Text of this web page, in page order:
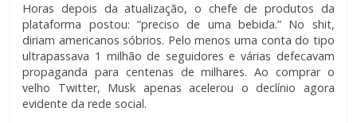
Horas depois da atualização, o chefe de produtos da
plataforma postou: “preciso de uma bebida.” No shit,
diriam americanos sóbrios. Pelo menos uma conta do tipo
ultrapassava 1 milhão de seguidores e várias defecavam
propaganda para centenas de milhares. Ao comprar o
velho Twitter, Musk apenas acelerou o declínio agora
evidente da rede social.